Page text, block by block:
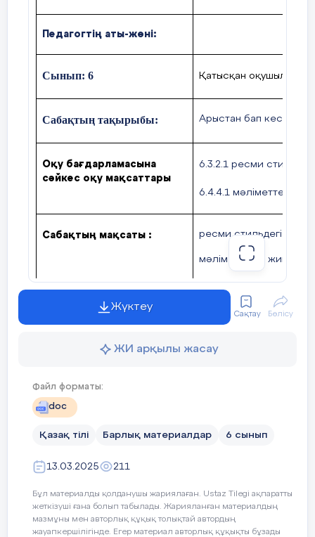
Педагогтің аты-жөні:
Сынып: 6 Қатысқан оқушылар:
Сабақтың тақырыбы: Арыстан бап кесенесі.
Оқу бағдарламасына
сәйкес оқу мақсаттары
6.3.2.1 ресми
6.4.4.1 мәліметтерді
Сабақтың мақсаты : ресми стильдегі
мәліметтерді
ресми стильдегі
мәліметтерді
Құндылықтар
Сабақтың кезеңі/
уақыт
Педагогтің әрекеті
Жүктеу
Сақтау Бөлісу
ЖИ арқылы жасау
Файл форматы:
doc
Қазақ тілі Барлық материалдар 6 сынып
13.03.2025 211
Бұл материалды қолданушы жариялаған. Ustaz Tilegi ақпаратты
жеткізуші ғана болып табылады. Жарияланған материалдың
мазмұны мен авторлық құқық толықтай автордың
жауапкершілігінде. Егер материал авторлық құқықты бұзады